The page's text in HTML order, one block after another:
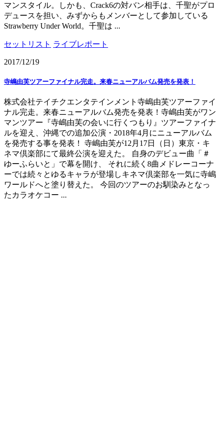
マンスタイル。しかも、Crack6の対バン相手は、千聖がプロ
デュースを担い、みずからもメンバーとして参加している
Strawberry Under World。千聖は ...
セットリスト ライブレポート
2017/12/19
寺嶋由芙ツアーファイナル完走。来春ニューアルバム発売を発表！
株式会社テイチクエンタテインメント寺嶋由芙ツアーファイ
ナル完走。来春ニューアルバム発売を発表！寺嶋由芙がワン
マンツアー『寺嶋由芙の会いに行くつもり』ツアーファイナ
ルを迎え、沖縄での追加公演・2018年4月にニューアルバム
を発売する事を発表！ 寺嶋由芙が12月17日（日）東京・キ
ネマ倶楽部にて最終公演を迎えた。 自身のデビュー曲「＃
ゆーふらいと」で幕を開け、 それに続く8曲メドレーコーナ
ーでは続々とゆるキャラが登場しキネマ倶楽部を一気に寺嶋
ワールドへと塗り替えた。 今回のツアーのお馴染みとなっ
たカラオケコー ...